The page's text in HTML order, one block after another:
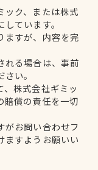
ック、または株式
ています。
ますが、内容を完
れる場合は、事前
い。
、株式会社ギミッ
賠償の責任を一切
がお問い合わせフ
ますようお願いい